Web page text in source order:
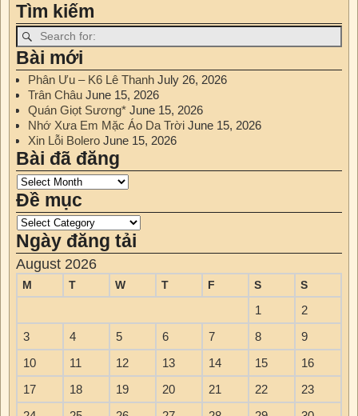
Tìm kiếm
Bài mới
Phân Ưu – K6 Lê Thanh July 26, 2026
Trân Châu June 15, 2026
Quán Giọt Sương* June 15, 2026
Nhớ Xưa Em Mặc Áo Da Trời June 15, 2026
Xin Lỗi Bolero June 15, 2026
Bài đã đăng
Đề mục
Ngày đăng tải
August 2026
M T W T F S S
1
2
3
4 5 6 7 8
9
10
11 12 13 14 15
16
17
18 19 20 21 22
23